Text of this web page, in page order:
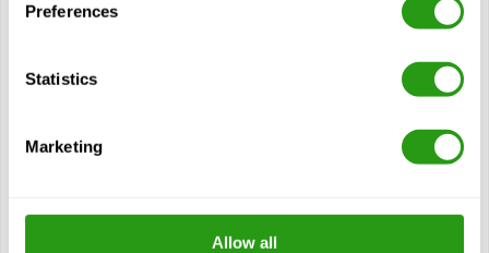
Preferences
Statistics
Marketing
Allow all
STCW Fast Rescue Boats - Refresher
Inleiding tot snelle reddingsboten